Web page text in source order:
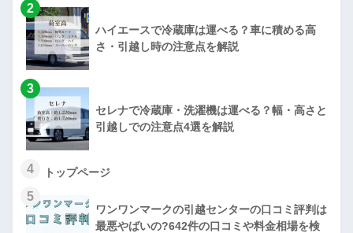
2
ハイエースで冷蔵庫は運べる？車に積める高
さ・引越し時の注意点を解説
3
セレナで冷蔵庫・洗濯機は運べる？幅・高さと
引越しでの注意点4選を解説
4 トップページ
5
ワンワンマークの引越センターの口コミ評判は
最悪やばいの?642件の口コミや料金相場を検